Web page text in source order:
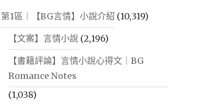
第1區｜【BG言情】小說介紹 (10,319)
【文案】言情小說(2,196)
【書籍評論】言情小說心得文｜BG
Romance Notes
(1,038)